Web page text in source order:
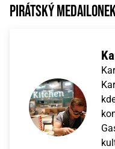
Pirátský